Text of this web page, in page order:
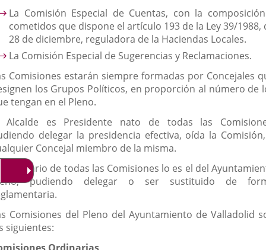
La Comisión Especial de Cuentas, con la
cometidos que dispone el artículo 193 de la Ley 39/1988,
28 de diciembre, reguladora de la Haciendas Locales.
La Comisión Especial de Sugerencias y Reclamaciones.
Comisiones estarán siempre formadas por Concejales
los Grupos Políticos, en proporción al número de
tengan en el Pleno.
Alcalde es Presidente nato de todas las
delegar la presidencia efectiva, oída la
Concejal miembro de la misma.
Secretario de todas las Comisiones lo es el del
pudiendo delegar o ser sustituido de
Comisiones del Pleno del Ayuntamiento de Valladolid
siguientes: